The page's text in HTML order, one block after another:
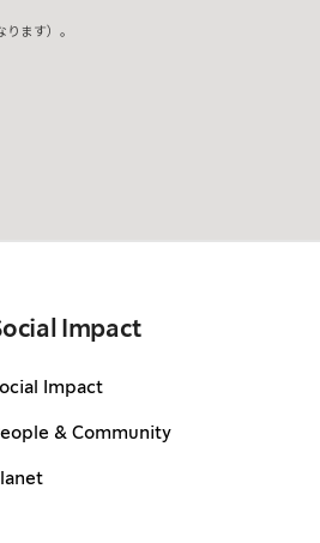
ます）。
Impact
Impact
& Community